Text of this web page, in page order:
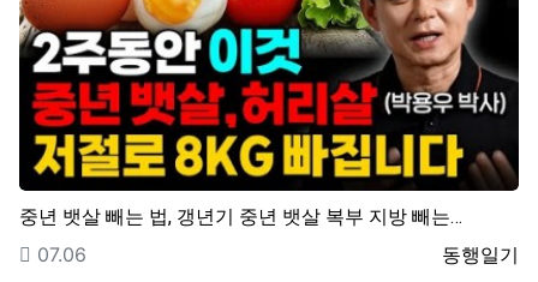
중년 뱃살 빼는 법, 갱년기 중년 뱃살 복부 지방 빼는…
등록자
동행일기
등록일
07.06